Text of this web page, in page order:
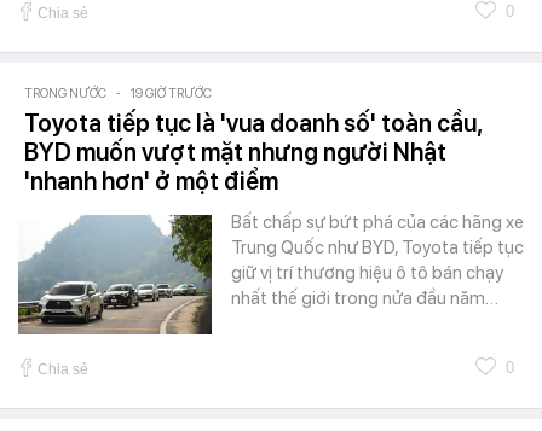
Chia sẻ 0
TRONG NƯỚC - 19 GIỜ TRƯỚC
Toyota tiếp tục là 'vua doanh số' toàn cầu,
BYD muốn vượt mặt nhưng người Nhật
'nhanh hơn' ở một điểm
Bất chấp sự bứt phá của các hãng xe
Trung Quốc như BYD, Toyota tiếp tục
giữ vị trí thương hiệu ô tô bán chạy
nhất thế giới trong nửa đầu năm…
Chia sẻ 0